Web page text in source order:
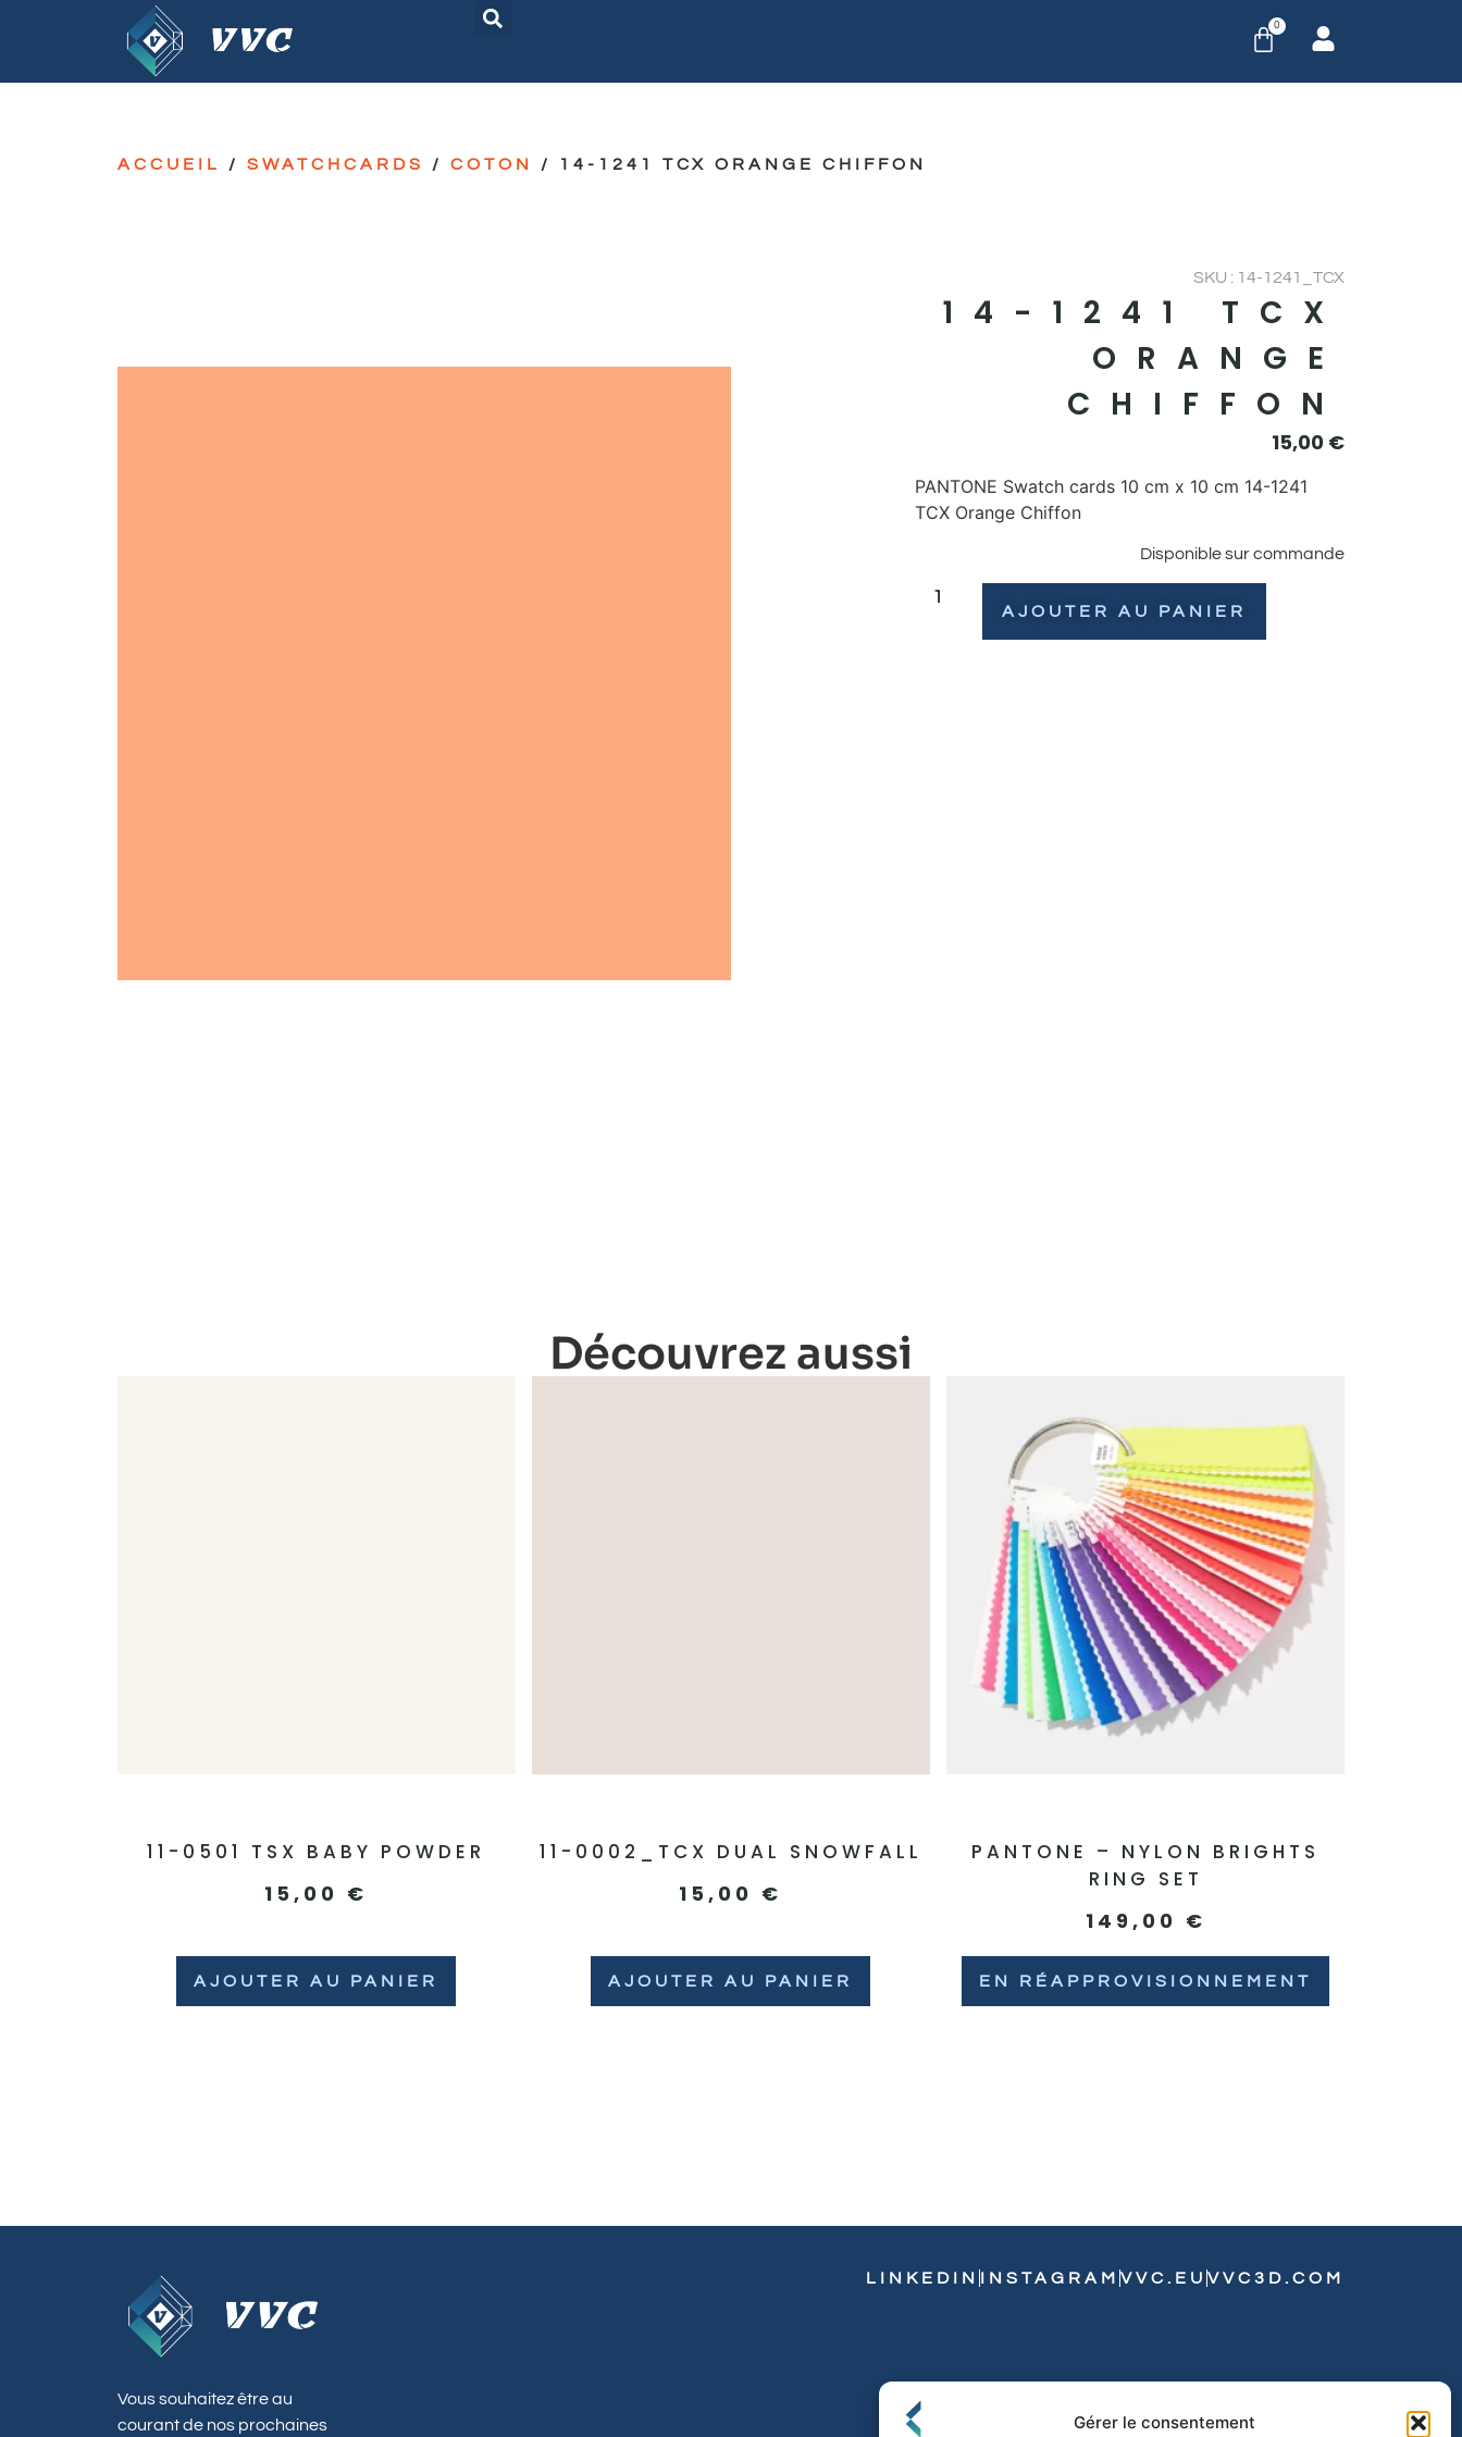
Gérer le consentement
0
ACCUEIL / SWATCHCARDS / COTON / 14-1241 TCX ORANGE CHIFFON
SKU : 14-1241_TCX
14-1241 TCX
ORANGE
CHIFFON
15,00 €
PANTONE Swatch cards 10 cm x 10 cm 14-1241
TCX Orange Chiffon
Disponible sur commande
AJOUTER AU PANIER
Découvrez aussi
11-0501 TSX BABY POWDER
15,00 €
AJOUTER AU PANIER
11-0002_TCX DUAL SNOWFALL
15,00 €
AJOUTER AU PANIER
PANTONE – NYLON BRIGHTS
RING SET
149,00 €
EN RÉAPPROVISIONNEMENT
Vous souhaitez être au
courant de nos prochaines
LINKEDIN INSTAGRAM VVC.EU VVC3D.COM